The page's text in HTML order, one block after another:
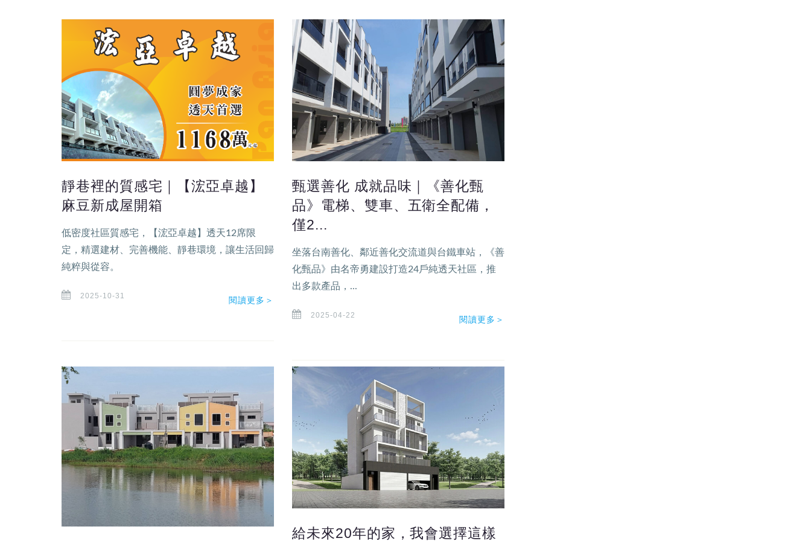
靜巷裡的質感宅｜【浤亞卓越】
麻豆新成屋開箱
低密度社區質感宅，【浤亞卓越】透天12席限
定，精選建材、完善機能、靜巷環境，讓生活回歸
純粹與從容。
2025-10-31 閱讀更多＞
甄選善化 成就品味｜《善化甄
品》電梯、雙車、五衛全配備，
僅2...
坐落台南善化、鄰近善化交流道與台鐵車站，《善
化甄品》由名帝勇建設打造24戶純透天社區，推
出多款產品，...
2025-04-22 閱讀更多＞
給未來20年的家，我會選擇這樣